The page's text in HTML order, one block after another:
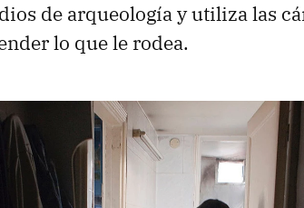
de arqueología y utiliza las
lo que le rodea.